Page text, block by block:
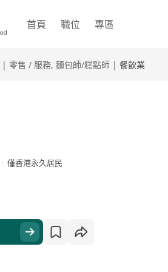
首頁 職位 專區
| 零售 / 服務, 麵包師/糕點師 | 餐飲業
僅香港永久居民